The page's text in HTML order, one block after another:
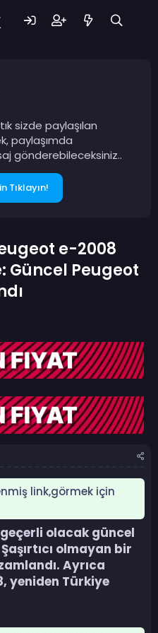
sizde paylaşılan
paylaşımda
gönderebileceksiniz..
Tıklayın!
e-2008
Güncel Peugeot
link,görmek için
olacak güncel
olmayan bir
Ayrıca
yeniden Türkiye